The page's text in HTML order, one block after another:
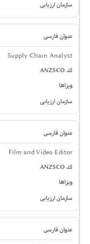
Supply Chain Analyst
Film and Video Editor